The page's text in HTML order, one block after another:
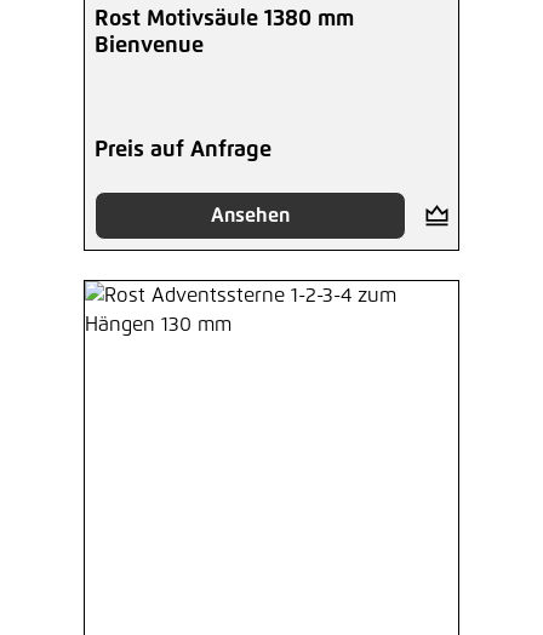
Rost Motivsäule 1380 mm
Bienvenue
Preis auf Anfrage
Ansehen